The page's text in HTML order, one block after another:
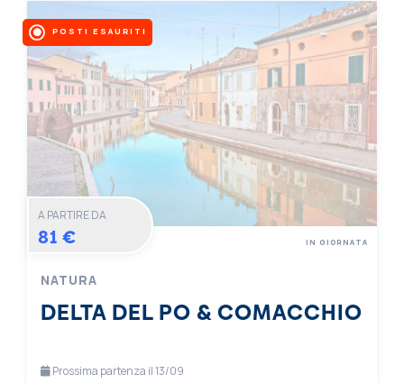
POSTI ESAURITI
A PARTIRE DA
81 €
NATURA
DELTA DEL PO & COMACCHIO
IN GIORNATA
Prossima partenza il 13/09